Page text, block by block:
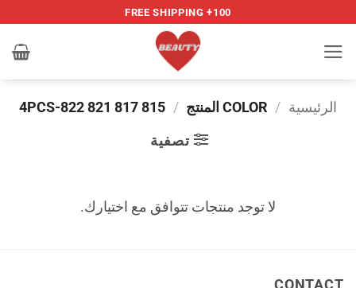
100+ FREE SHIPPING
الرئيسية /
/
تصفية
لا توجد منتجات تتوافق مع اختيارك.
CONTACT